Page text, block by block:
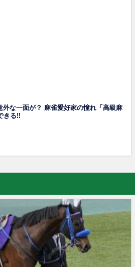
外な一面が？ 麻雀愛好家の憧れ「高級麻
きる!!